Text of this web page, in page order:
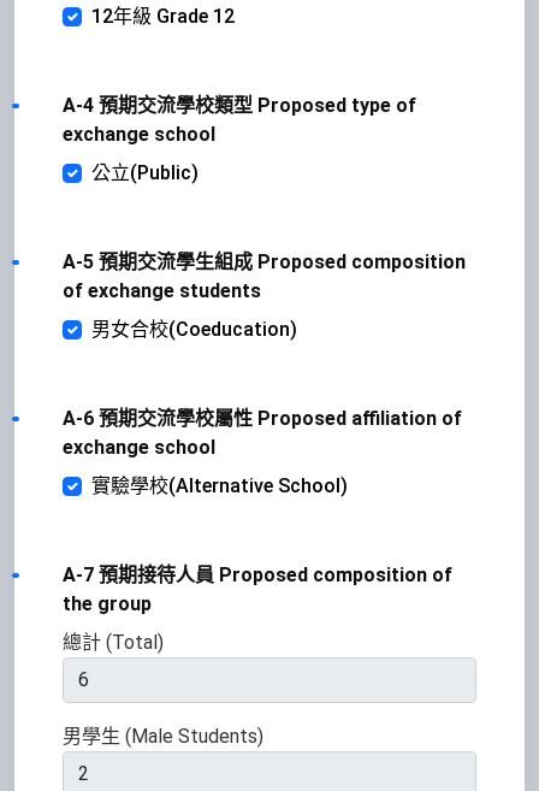
12年級 Grade 12
A-4 預期交流學校類型 Proposed type of
exchange school
公立(Public)
A-5 預期交流學生組成 Proposed composition
of exchange students
男女合校(Coeducation)
A-6 預期交流學校屬性 Proposed affiliation of
exchange school
實驗學校(Alternative School)
A-7 預期接待人員 Proposed composition of
the group
總計 (Total)
男學生 (Male Students)